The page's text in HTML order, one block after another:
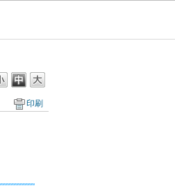
印刷